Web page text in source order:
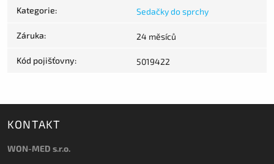
Kategorie: Sedačky do sprchy
Záruka: 24 měsíců
Kód pojišťovny: 5019422
KONTAKT
WON-MED s.r.o.